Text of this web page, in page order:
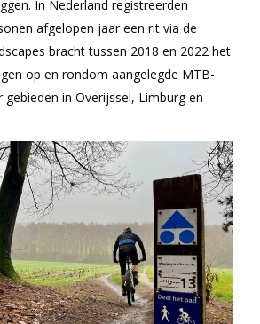
In Nederland registreerden
afgelopen jaar een rit via de
bracht tussen 2018 en 2022 het
op en rondom aangelegde MTB-
in Overijssel, Limburg en